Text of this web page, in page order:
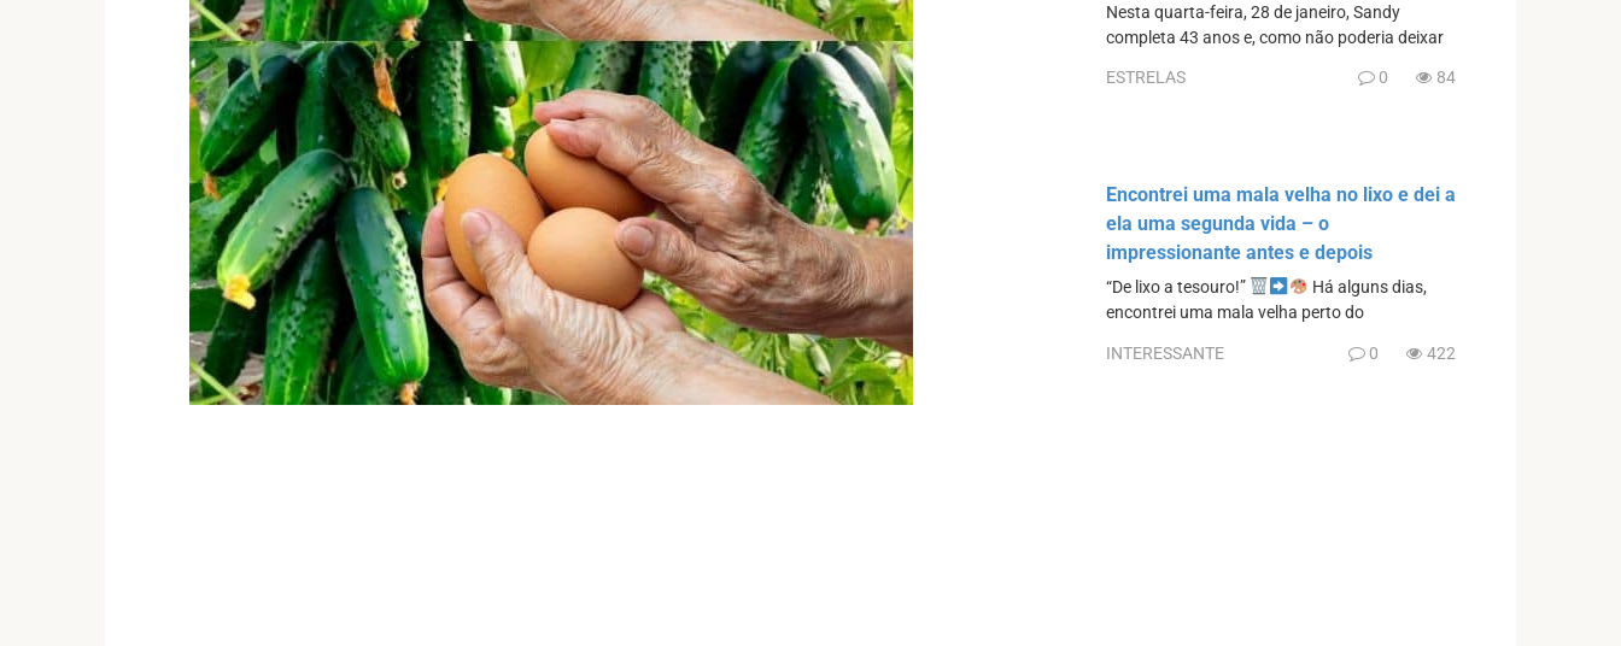
Nesta quarta-feira, 28 de janeiro, Sandy
completa 43 anos e, como não poderia deixar
ESTRELAS 0 84
Encontrei uma mala velha no lixo e dei a
ela uma segunda vida – o
impressionante antes e depois
“De lixo a tesouro!”
Há alguns dias,
encontrei uma mala velha perto do
INTERESSANTE 0 422